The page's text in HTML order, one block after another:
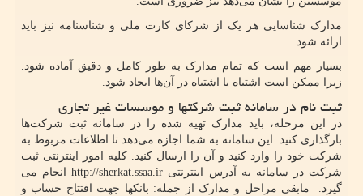
مدارک شناسایی هر یک از شرکای کارت ملی و شناسنامه نیز باید
ارائه شود.
بسیار مهم است که تمام مدارک به طور کامل و دقیق آماده شود.
زیرا ممکن است اشتباه یا اشتباه در آن‌ها ایجاد شود.
ثبت نام در سامانه ثبت شرکتها و موسسات غیر تجاری
در این مرحله، باید مدارک تهیه شده را در سامانه ثبت شرکت‌ها
بارگذاری کنید. این سامانه به شما اجازه می‌دهد تا اطلاعات مربوط به
شرکت خود را وارد کنید و آن را ارسال کنید. کلیه امور اینترنتی ثبت
شرکت در سامانه به آدرس اینترنتی http://sherkat.ssaa.irانجام می
گیرد. مابقی مراحل و مدارک از جمله: بانکها جهت افتتاح حساب و